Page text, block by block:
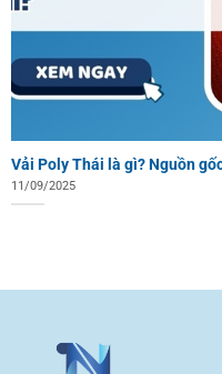
Vải Poly Thái là gì? Nguồn
11/09/2025